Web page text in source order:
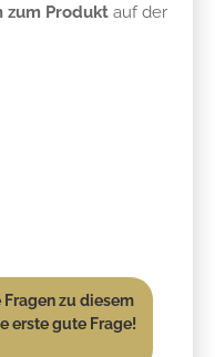
zum Produkt auf der
zu diesem
erste gute Frage!